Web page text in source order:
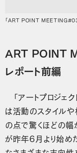
「ART POINT MEETING#03
ART POINT
レポート前編
「アートプロジェ
は活動のスタイル
の点で驚くほどの幅
が昨年6月より始